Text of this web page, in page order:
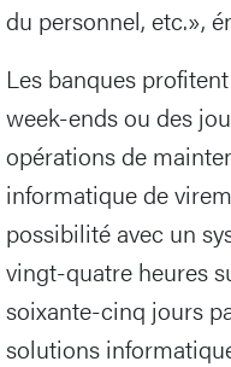
du personnel, etc.»,
Les banques
week-ends ou des
opérations de
informatique de
possibilité avec un
vingt-quatre heures
soixante-cinq jours
solutions